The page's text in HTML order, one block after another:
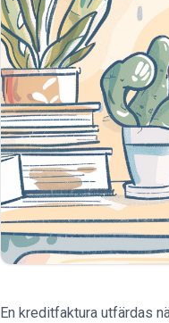
En kreditfaktura utfärdas